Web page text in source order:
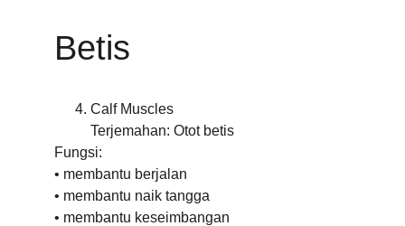
Betis
Calf Muscles
Terjemahan: Otot betis
Fungsi:
• membantu berjalan
• membantu naik tangga
• membantu keseimbangan